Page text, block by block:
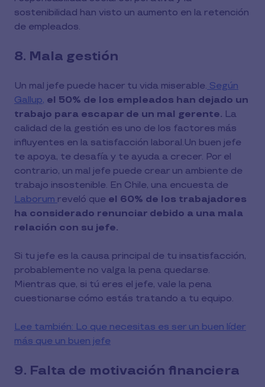
sostenibilidad han visto un aumento en la retención
de empleados.
8. Mala gestión
Un mal jefe puede hacer tu vida miserable. Según
Gallup, el 50% de los empleados han dejado un
trabajo para escapar de un mal gerente. La
calidad de la gestión es uno de los factores más
influyentes en la satisfacción laboral.Un buen jefe
te apoya, te desafía y te ayuda a crecer. Por el
contrario, un mal jefe puede crear un ambiente de
trabajo insostenible. En Chile, una encuesta de
Laborum reveló que el 60% de los trabajadores
ha considerado renunciar debido a una mala
relación con su jefe.
Si tu jefe es la causa principal de tu insatisfacción,
probablemente no valga la pena quedarse.
Mientras que, si tú eres el jefe, vale la pena
cuestionarse cómo estás tratando a tu equipo.
Lee también: Lo que necesitas es ser un buen líder
más que un buen jefe
9. Falta de motivación financiera